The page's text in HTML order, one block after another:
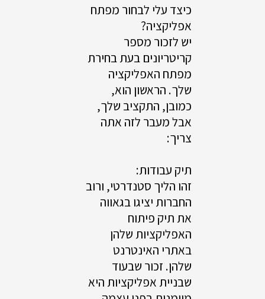
כיצד עלי לבחור מפתח
אפליקציה?
יש לזכור מספר
קריטריונים בעת בחירת
מפתח האפליקציה
שלך. הראשון הוא,
כמובן, התקציב שלך,
אבל מעבר לזה אתה
צריך:
תיק עבודות:
זהו הליך סטנדרטי, ורוב
החברות יציגו בגאווה
את תיק פיתוח
האפליקציות שלהן
באתרי האינטרנט
שלהן. זכור שבעוד
שבניית אפליקציות היא